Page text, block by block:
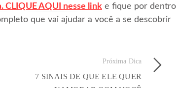
CLIQUE AQUI nesse link e fique por dentro
que vai ajudar a você a se descobrir
Próxima Dica
7 SINAIS DE QUE ELE QUER